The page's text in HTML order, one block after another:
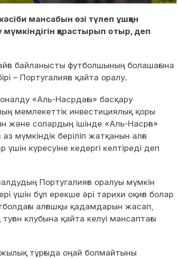
мансабын өзі түлеп ұшқан
қарастырып отыр, деп
байланысты футболшының болашағына
– Португалияға қайта оралу.
«Аль-Насрдағы» басқару
мемлекеттік инвестициялық қоры
және солардың ішінде «Аль-Насрға»
мүмкіндік беріліп жатқанын алға
күресуіне кедергі келтіреді деп
Португалияға оралуы мүмкін
үшін бұл ерекше әрі тарихи оқиға болар
алғашқы қадамдарын жасап,
клубына қайта келуі мансаптағы
тұрғыда оңай болмайтыны